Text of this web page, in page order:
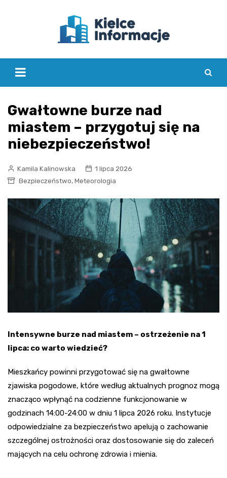
Gwałtowne burze nad
miastem – przygotuj się na
niebezpieczeństwo!
Kamila Kalinowska
1 lipca 2026
Bezpieczeństwo, Meteorologia
Intensywne burze nad miastem – ostrzeżenie na 1
lipca: co warto wiedzieć?
Mieszkańcy powinni przygotować się na gwałtowne
zjawiska pogodowe, które według aktualnych prognoz mogą
znacząco wpłynąć na codzienne funkcjonowanie w
godzinach 14:00-24:00 w dniu 1 lipca 2026 roku. Instytucje
odpowiedzialne za bezpieczeństwo apelują o zachowanie
szczególnej ostrożności oraz dostosowanie się do zaleceń
mających na celu ochronę zdrowia i mienia.